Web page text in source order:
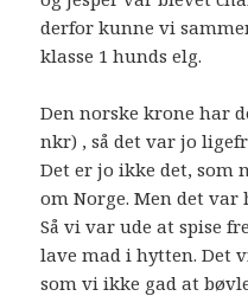
derfor kunne vi
klasse 1 hunds elg.
Den norske krone har
nkr) , så det var jo
Det er jo ikke det,
om Norge. Men det var
Så vi var ude at spise
lave mad i hytten. Det
som vi ikke gad at